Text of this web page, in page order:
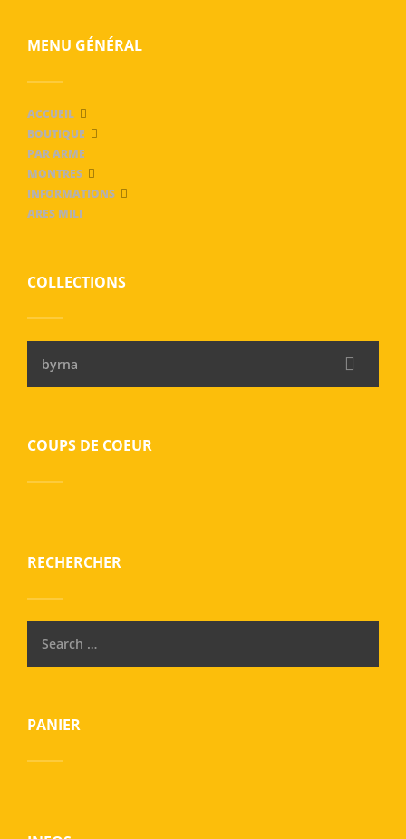
MENU GÉNÉRAL
ACCUEIL
BOUTIQUE
PAR ARME
MONTRES
INFORMATIONS
ARES MILI
COLLECTIONS
byrna
COUPS DE COEUR
RECHERCHER
PANIER